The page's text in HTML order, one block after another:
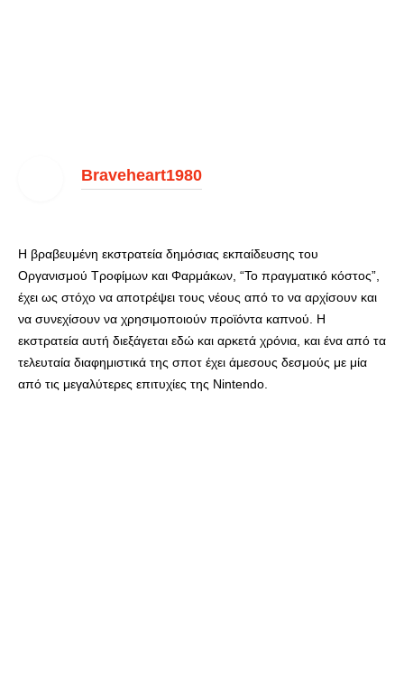
Braveheart1980
Η βραβευμένη εκστρατεία δημόσιας εκπαίδευσης του
Οργανισμού Τροφίμων και Φαρμάκων, “Το πραγματικό κόστος”,
έχει ως στόχο να αποτρέψει τους νέους από το να αρχίσουν και
να συνεχίσουν να χρησιμοποιούν προϊόντα καπνού. Η
εκστρατεία αυτή διεξάγεται εδώ και αρκετά χρόνια, και ένα από τα
τελευταία διαφημιστικά της σποτ έχει άμεσους δεσμούς με μία
από τις μεγαλύτερες επιτυχίες της Nintendo.